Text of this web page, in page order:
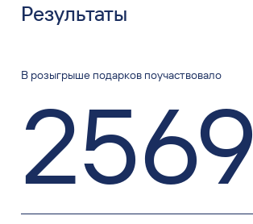
Результаты
В розыгрыше подарков поучаствовало
2569